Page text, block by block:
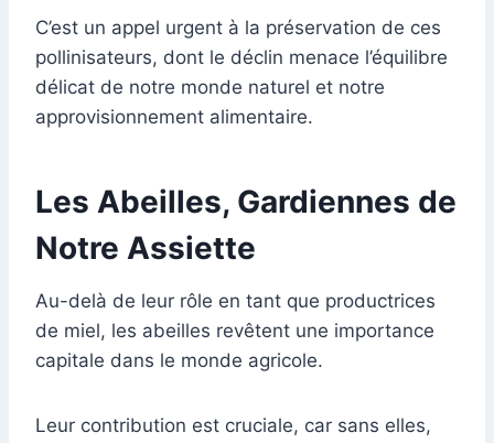
C’est un appel urgent à la préservation de ces
pollinisateurs, dont le déclin menace l’équilibre
délicat de notre monde naturel et notre
approvisionnement alimentaire.
Les Abeilles, Gardiennes de
Notre Assiette
Au-delà de leur rôle en tant que productrices
de miel, les abeilles revêtent une importance
capitale dans le monde agricole.
Leur contribution est cruciale, car sans elles,